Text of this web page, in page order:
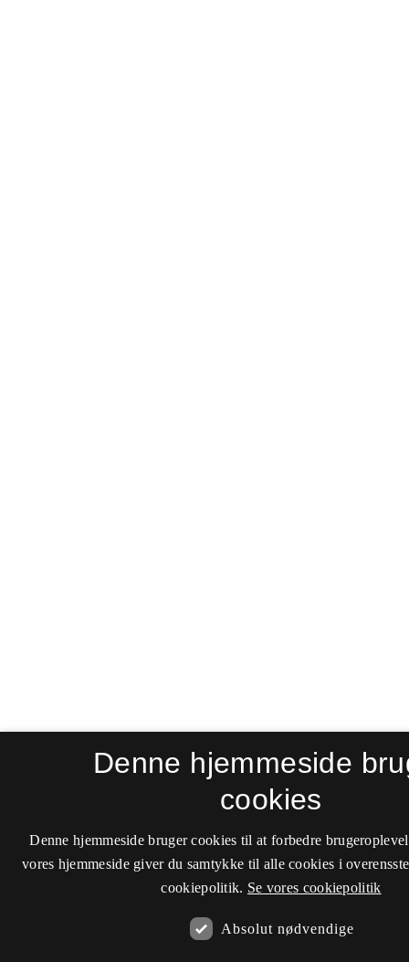
Denne hjemmeside
cookies
Denne hjemmeside bruger cookies til at forbedre
vores hjemmeside giver du samtykke til alle cookies i
cookiepolitik. Se vores cookiepolitik
Absolut nødvendige